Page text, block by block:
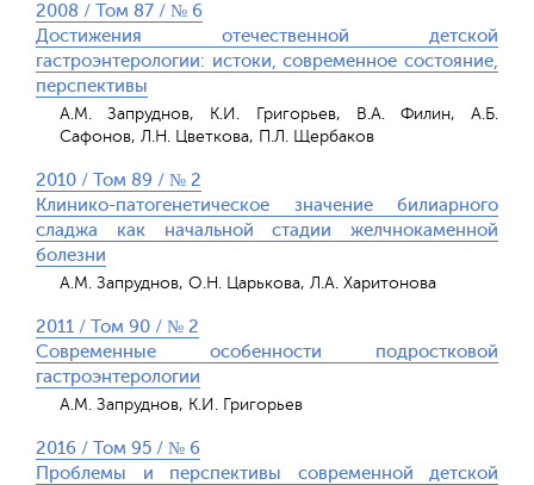
2008 / Том 87 / № 6
Достижения отечественной детской
гастроэнтерологии: истоки, современное состояние,
перспективы
А.М. Запруднов, К.И. Григорьев, В.А. Филин, А.Б.
Сафонов, Л.Н. Цветкова, П.Л. Щербаков
2010 / Том 89 / № 2
Клинико-патогенетическое значение билиарного
сладжа как начальной стадии желчнокаменной
болезни
А.М. Запруднов, О.Н. Царькова, Л.А. Харитонова
2011 / Том 90 / № 2
Cовременные особенности подростковой
гастроэнтерологии
А.М. Запруднов, К.И. Григорьев
2016 / Том 95 / № 6
Проблемы и перспективы современной детской